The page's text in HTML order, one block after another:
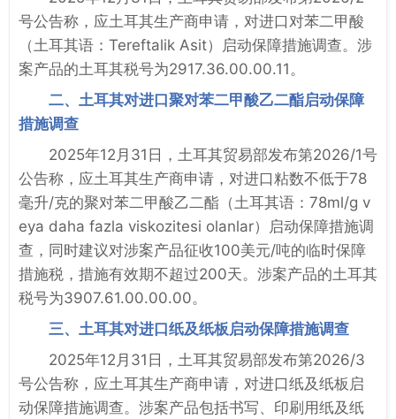
号公告称，应土耳其生产商申请，对进口对苯二甲酸
（土耳其语：Tereftalik Asit）启动保障措施调查。涉
案产品的土耳其税号为2917.36.00.00.11。
二、土耳其对进口聚对苯二甲酸乙二酯启动保障
措施调查
2025年12月31日，土耳其贸易部发布第2026/1号
公告称，应土耳其生产商申请，对进口粘数不低于78
毫升/克的聚对苯二甲酸乙二酯（土耳其语：78ml/g v
eya daha fazla viskozitesi olanlar）启动保障措施调
查，同时建议对涉案产品征收100美元/吨的临时保障
措施税，措施有效期不超过200天。涉案产品的土耳其
税号为3907.61.00.00.00。
三、土耳其对进口纸及纸板启动保障措施调查
2025年12月31日，土耳其贸易部发布第2026/3
号公告称，应土耳其生产商申请，对进口纸及纸板启
动保障措施调查。涉案产品包括书写、印刷用纸及纸